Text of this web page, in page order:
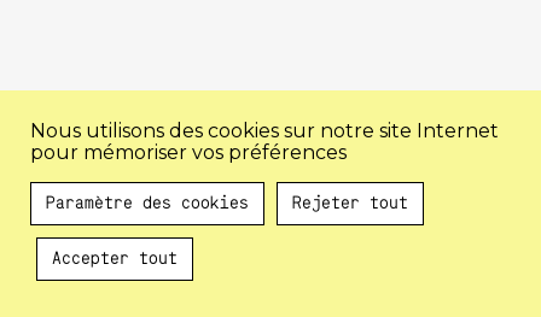
Au programme !
Nous utilisons des cookies sur notre site Internet
pour mémoriser vos préférences
Paramètre des cookies Rejeter tout
Accepter tout